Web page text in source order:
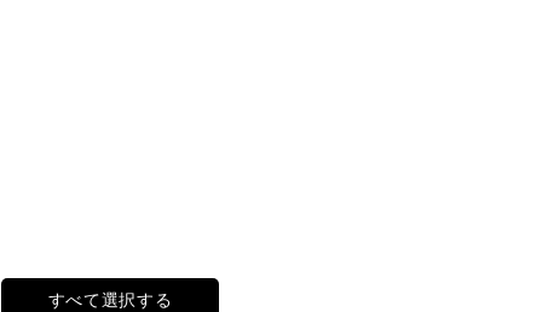
すべて選択する